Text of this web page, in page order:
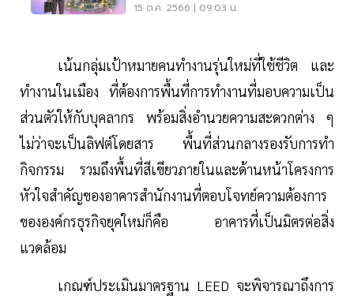
15 ต.ค. 2566 | 09:03 น.
เน้นกลุ่มเป้าหมายคนทำงานรุ่นใหม่ที่ใช้ชีวิต และ
ทำงานในเมือง ที่ต้องการพื้นที่การทำงานที่มอบความเป็น
ส่วนตัวให้กับบุคลากร พร้อมสิ่งอำนวยความสะดวกต่าง ๆ
ไม่ว่าจะเป็นลิฟต์โดยสาร พื้นที่ส่วนกลางรองรับการทำ
กิจกรรม รวมถึงพื้นที่สีเขียวภายในและด้านหน้าโครงการ
หัวใจสำคัญของอาคารสำนักงานที่ตอบโจทย์ความต้องการ
ขององค์กรธุรกิจยุคใหม่ก็คือ อาคารที่เป็นมิตรต่อสิ่ง
แวดล้อม
เกณฑ์ประเมินมาตรฐาน LEED จะพิจารณาถึงการ